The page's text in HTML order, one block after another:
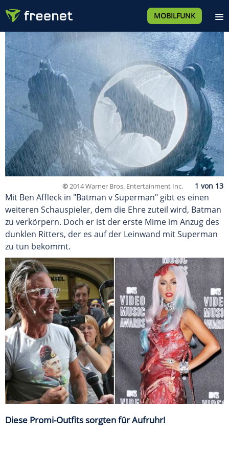
MOBILFUNK
©2014 Warner Bros. Entertainment Inc.
Mit Ben Affleck in "Batman v Superman" gibt es einen
weiteren Schauspieler, dem die Ehre zuteil wird, Batman
zu verkörpern. Doch er ist der erste Mime im Anzug des
dunklen Ritters, der es auf der Leinwand mit Superman
zu tun bekommt.
Diese Promi-Outfits sorgten für Aufruhr!